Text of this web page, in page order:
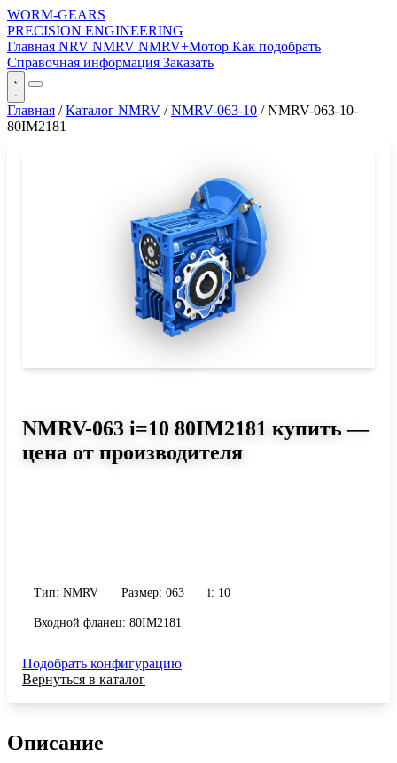
WORM-GEARS
PRECISION ENGINEERING
Главная NRV NMRV NMRV+Мотор Как подобрать
Справочная информация Заказать
Главная / Каталог NMRV / NMRV-063-10 / NMRV-063-10-
80IM2181
NMRV-063 i=10 80IM2181 купить —
цена от производителя
Тип: NMRV Размер: 063 i: 10
Входной фланец: 80IM2181
Подобрать конфигурацию
Вернуться в каталог
Описание